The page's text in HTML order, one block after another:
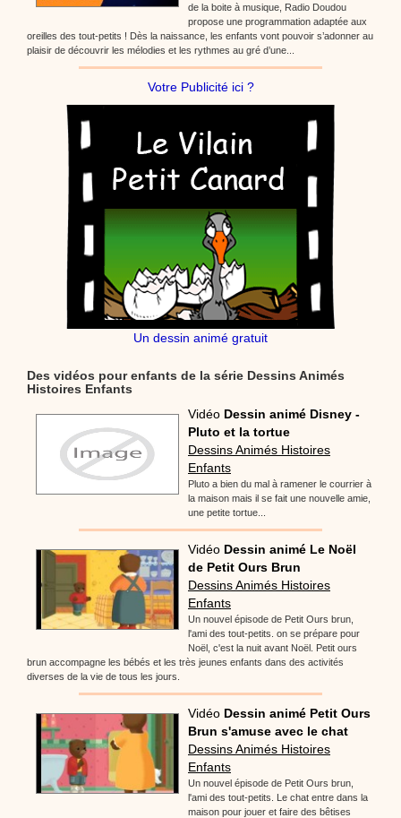
de la boite à musique, Radio Doudou
propose une programmation adaptée aux
oreilles des tout-petits ! Dès la naissance, les enfants vont pouvoir s’adonner au
plaisir de découvrir les mélodies et les rythmes au gré d’une...
Votre Publicité ici ?
Un dessin animé gratuit
Des vidéos pour enfants de la série Dessins Animés
Histoires Enfants
Vidéo Dessin animé Disney -
Pluto et la tortue
Dessins Animés Histoires
Enfants
Pluto a bien du mal à ramener le courrier à
la maison mais il se fait une nouvelle amie,
une petite tortue...
Vidéo Dessin animé Le Noël
de Petit Ours Brun
Dessins Animés Histoires
Enfants
Un nouvel épisode de Petit Ours brun,
l'ami des tout-petits. on se prépare pour
Noël, c'est la nuit avant Noël. Petit ours
brun accompagne les bébés et les très jeunes enfants dans des activités
diverses de la vie de tous les jours.
Vidéo Dessin animé Petit Ours
Brun s'amuse avec le chat
Dessins Animés Histoires
Enfants
Un nouvel épisode de Petit Ours brun,
l'ami des tout-petits. Le chat entre dans la
maison pour jouer et faire des bêtises